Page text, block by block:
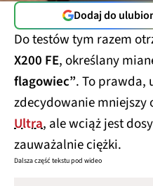
Dodaj do
Do testów tym razem
X200 FE, określany
flagowiec”. To prawda,
zdecydowanie mniejszy
Ultra, ale wciąż jest
zauważalnie ciężki.
Dalsza część tekstu pod wideo